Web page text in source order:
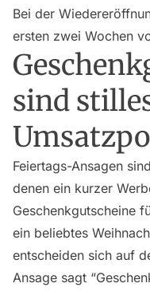
Bei der
ersten zwei Wochen
sind
Feiertags-Ansagen
denen ein kurzer
Geschenkgutscheine
ein beliebtes
entscheiden sich auf
Ansage sagt